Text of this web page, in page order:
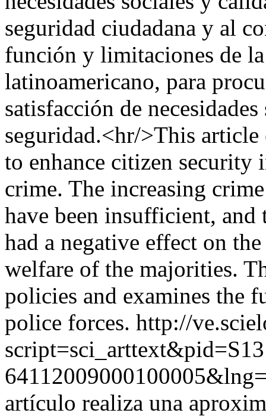
seguridad ciudadana y al
función y limitaciones de
latinoamericano, para
satisfacción de
seguridad.<hr/>This article
to enhance citizen
crime. The increasing
have been insufficient,
had a negative effect on
welfare of the majorities.
policies and examines the
police forces. http://
artículo realiza una